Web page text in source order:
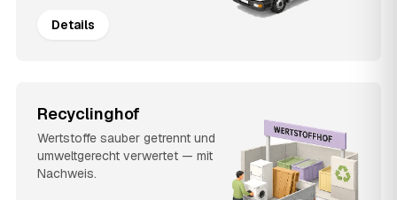
Details
Recyclinghof
Wertstoffe sauber getrennt und
umweltgerecht verwertet — mit
Nachweis.